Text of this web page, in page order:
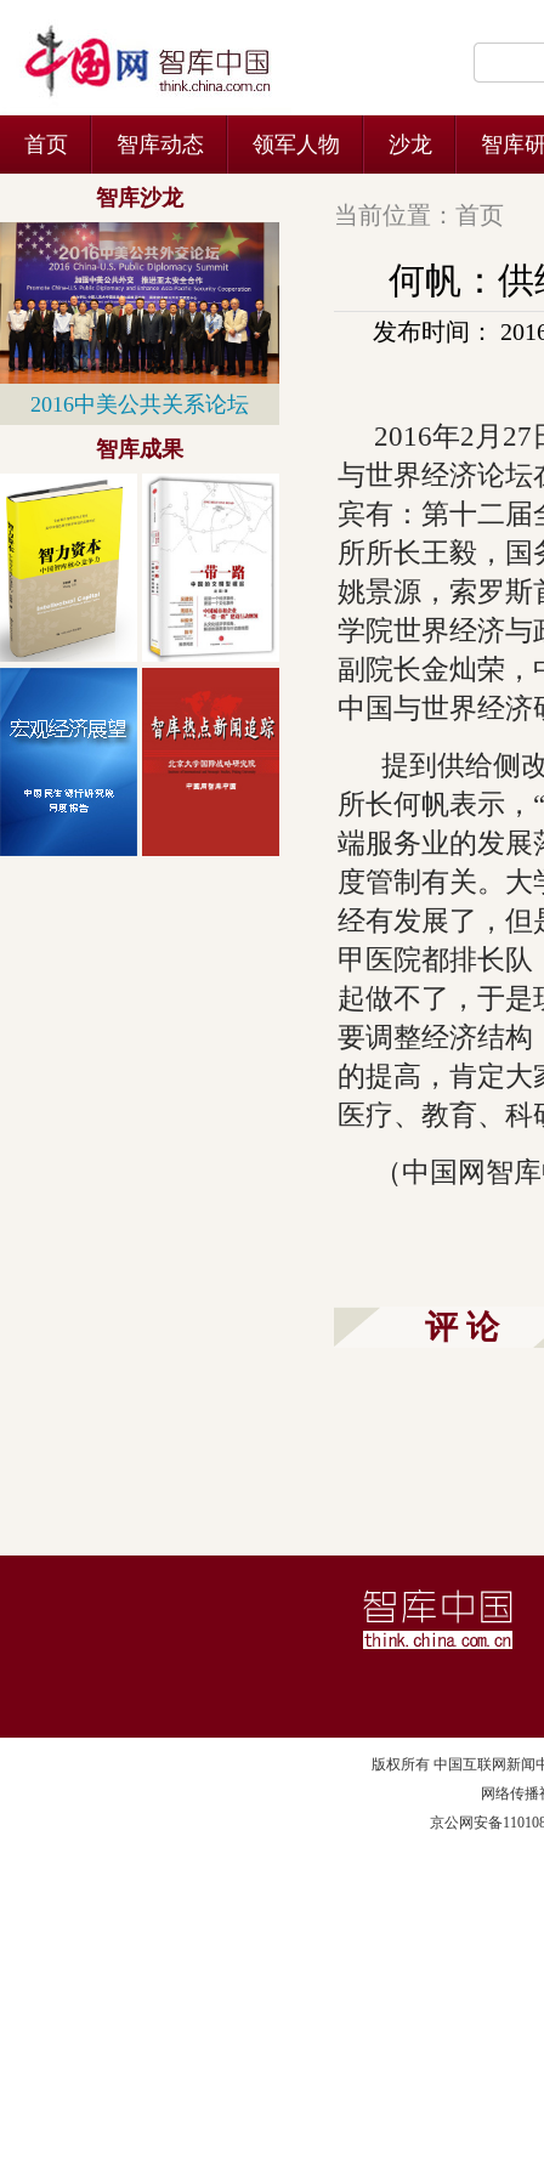
当前位置： 首页
何帆：
发布时间：
2016年2月
与世界经济论坛
宾有：第十二届
所所长王毅，
姚景源，索罗斯
学院世界经济与
副院长金灿荣，
中国与世界经济
提到供给侧
所长何帆表示
端服务业的发展
度管制有关。
经有发展了，但
甲医院都排长队
起做不了，于是
要调整经济结构
的提高，肯定大
医疗、教育、科
（中国网智
评 论